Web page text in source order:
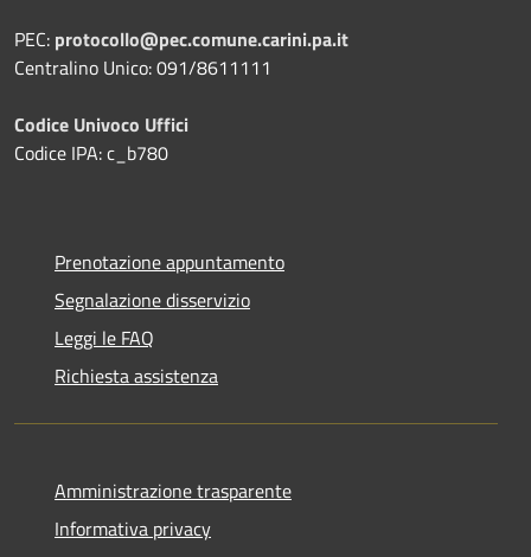
PEC: protocollo@pec.comune.carini.pa.it
Centralino Unico: 091/8611111
Codice Univoco Uffici
Codice IPA: c_b780
Prenotazione appuntamento
Segnalazione disservizio
Leggi le FAQ
Richiesta assistenza
Amministrazione trasparente
Informativa privacy